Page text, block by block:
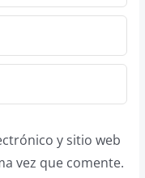
y sitio web
vez que comente.